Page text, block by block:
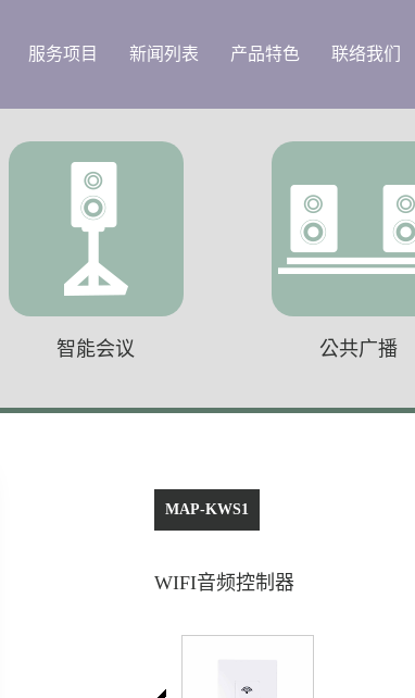
联络我们
产品特色
新闻列表
服务项目
智能会议 公共广播
MAP-KWS1
WIFI音频控制器